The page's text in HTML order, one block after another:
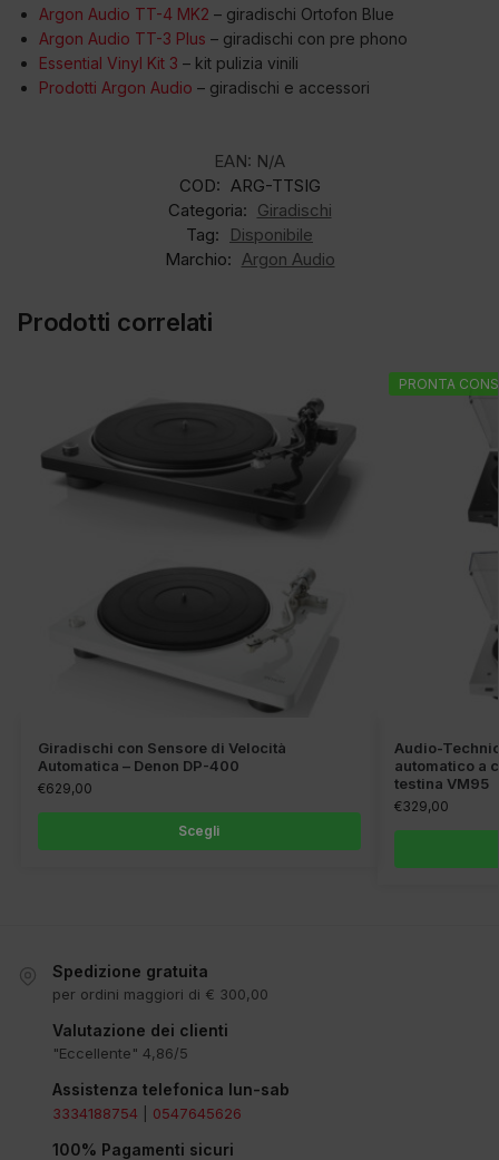
Argon Audio TT-4 MK2 – giradischi Ortofon Blue
Argon Audio TT-3 Plus – giradischi con pre phono
Essential Vinyl Kit 3 – kit pulizia vinili
Prodotti Argon Audio – giradischi e accessori
EAN: N/A
COD: ARG-TTSIG
Categoria: Giradischi
Tag:
Disponibile
Marchio: Argon Audio
Prodotti correlati
Giradischi con Sensore di Velocità
Automatica – Denon DP-400
€629,00
Scegli
PRONTA
Audio-
automatico a
testina VM95
€329,00
Spedizione gratuita
per ordini maggiori di € 300,00
Valutazione dei clienti
"Eccellente" 4,86/5
Assistenza telefonica lun-sab
3334188754 0547645626
100% Pagamenti sicuri